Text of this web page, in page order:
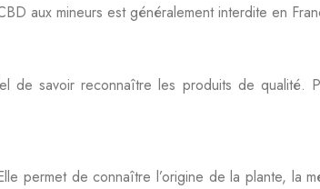
aux mineurs est généralement interdite en
savoir reconnaître les produits de qualité.
permet de connaître l’origine de la plante, la